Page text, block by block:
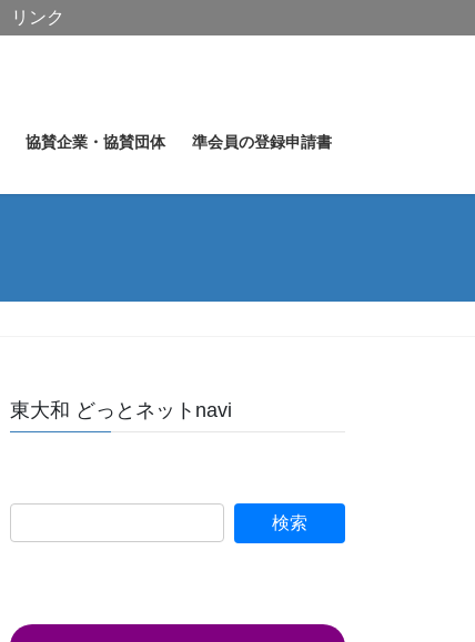
協賛企業・協賛団体 準会員の登録申請書
東大和 どっとネットnavi
リンク